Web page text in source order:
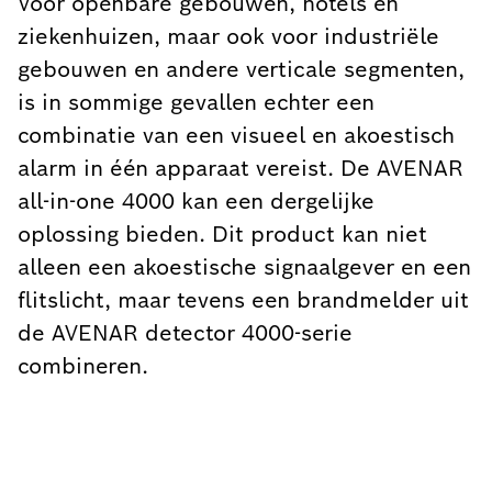
ziekenhuizen, maar ook voor industriële
gebouwen en andere verticale segmenten,
is in sommige gevallen echter een
combinatie van een visueel en akoestisch
alarm in één apparaat vereist. De AVENAR
all-in-one 4000 kan een dergelijke
oplossing bieden. Dit product kan niet
alleen een akoestische signaalgever en een
flitslicht, maar tevens een brandmelder uit
de AVENAR detector 4000-serie
combineren.